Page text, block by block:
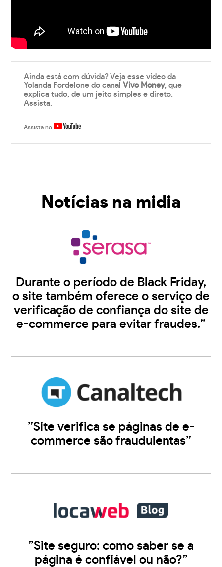
Ainda está com dúvida? Veja esse vídeo da
Yolanda Fordelone do canalVivo Money, que
explica tudo, de um jeito simples e direto.
Assista.
Assista no
Notícias na midia
Durante o período de Black Friday,
o site também oferece o serviço de
verificação de confiança do site de
e-commerce para evitar fraudes.”
”Site verifica se páginas de e-
commerce são fraudulentas”
”Site seguro: como saber se a
página é confiável ou não?”